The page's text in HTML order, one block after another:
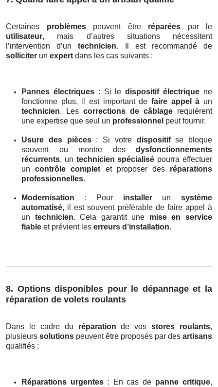
Certaines problèmespeuvent être réparées par le
utilisateur, mais d’autres situations nécessitent
l’intervention d’untechnicien. Il est recommandé de
solliciter un expert dans les cas suivants :
Pannes électriques: Si ledispositif électrique ne
fonctionne plus, il est important de faire appel à un
technicien. Les corrections de câblage requièrent
une expertise que seul un professionnel peut fournir.
Usure des pièces: Si votre dispositifse bloque
souvent ou montre des dysfonctionnements
récurrents, un technicien spécialisé pourra effectuer
uncontrôle complet et proposer des réparations
professionnelles.
Modernisation : Pour installerunsystème
automatisé, il est souvent préférable de faire appel à
un technicien. Cela garantit une mise en service
fiable et prévient les erreurs d’installation.
8. Options disponibles pour le dépannage et la
réparation de volets roulants
Dans le cadre du réparation de vosstores roulants,
plusieurs solutions peuvent être proposés par des artisans
qualifiés :
Réparations urgentes: En cas de panne critique,